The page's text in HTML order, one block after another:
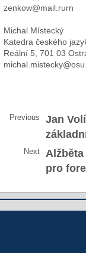
zenkow@mail.rurn
Michal Místecký
Katedra českého
Reální 5, 701 03
Previous
Jan
Next
pro